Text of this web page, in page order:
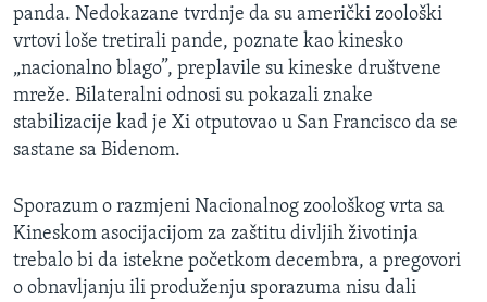
panda. Nedokazane tvrdnje da su američki zoološki
vrtovi loše tretirali pande, poznate kao kinesko
„nacionalno blago”, preplavile su kineske društvene
mreže. Bilateralni odnosi su pokazali znake
stabilizacije kad je Xi otputovao u San Francisco da se
sastane sa Bidenom.
Sporazum o razmjeni Nacionalnog zoološkog vrta sa
Kineskom asocijacijom za zaštitu divljih životinja
trebalo bi da istekne početkom decembra, a pregovori
o obnavljanju ili produženju sporazuma nisu dali